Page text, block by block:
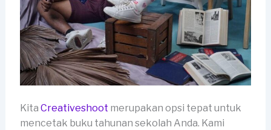
Kita Creativeshoot merupakan opsi tepat untuk
mencetak buku tahunan sekolah Anda. Kami